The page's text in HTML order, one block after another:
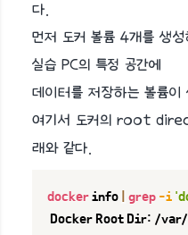
다.
먼저 도커 볼륨 4개를 생
실습 PC의 특정 공간에
데이터를 저장하는 볼륨이
여기서 도커의 root
래와 같다.
docker info grep -i
Docker Root Dir: /